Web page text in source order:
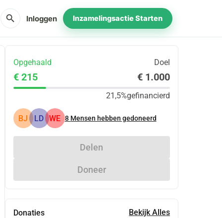
search Inloggen Inzamelingsactie Starten
Opgehaald Doel
€ 215 € 1.000
21,5%gefinancierd
BJ LD WE 8 Mensen hebben gedoneerd
Delen
Doneer
Donaties Bekijk Alles